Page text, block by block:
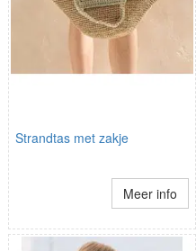
Strandtas met zakje
Meer info